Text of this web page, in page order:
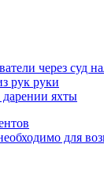
через суд
рук руки
дарении яхты
для